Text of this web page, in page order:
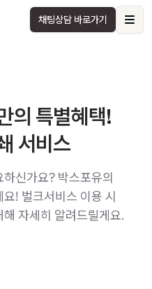
채팅상담 바로가기
의 특별혜택!
서비스
신가요? 박스포유의
! 벌크서비스 이용 시
자세히 알려드릴게요.